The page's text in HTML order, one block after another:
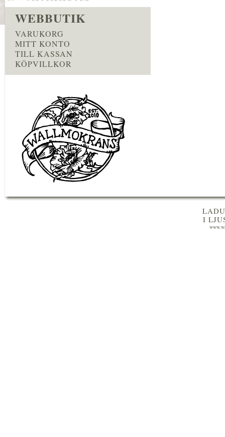
WEBBUTIK
VARUKORG
MITT KONTO
TILL KASSAN
KÖPVILLKOR
I